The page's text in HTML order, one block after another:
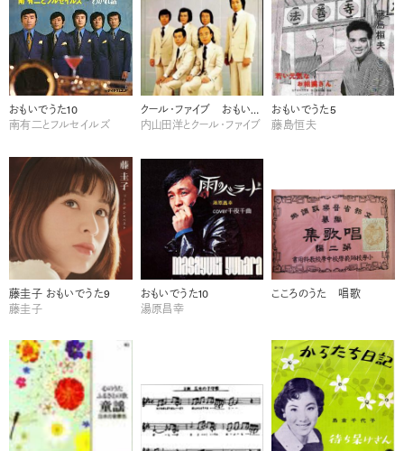
おもいでうた10
南有二とフルセイルズ
クール・ファイブ おもいでうた9
内山田洋とクール・ファイブ
おもいでうた5
藤島恒夫
藤圭子 おもいでうた9
藤圭子
おもいでうた10
湯原昌幸
こころのうた 唱歌